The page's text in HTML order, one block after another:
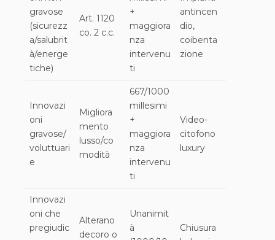
gravose
(sicurezz
a/salubrit
à/energe
tiche)
Art. 1120
co. 2 c.c.
+
maggiora
nza
intervenu
ti
antincen
dio,
coibenta
zione
Innovazi
oni
gravose/
voluttuari
e
Migliora
mento
lusso/co
modità
667/1000
millesimi
+
maggiora
nza
intervenu
ti
Video-
citofono
luxury
Innovazi
oni che
pregiudic
Alterano
decoro o
Unanimit
à
Chiusura